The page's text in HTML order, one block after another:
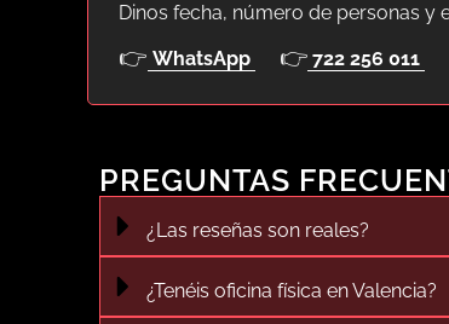
Dinos fecha, número de personas y
👉 WhatsApp 👉 722 256 011
PREGUNTAS
¿Las reseñas son reales?
¿Tenéis oficina física en Valencia?